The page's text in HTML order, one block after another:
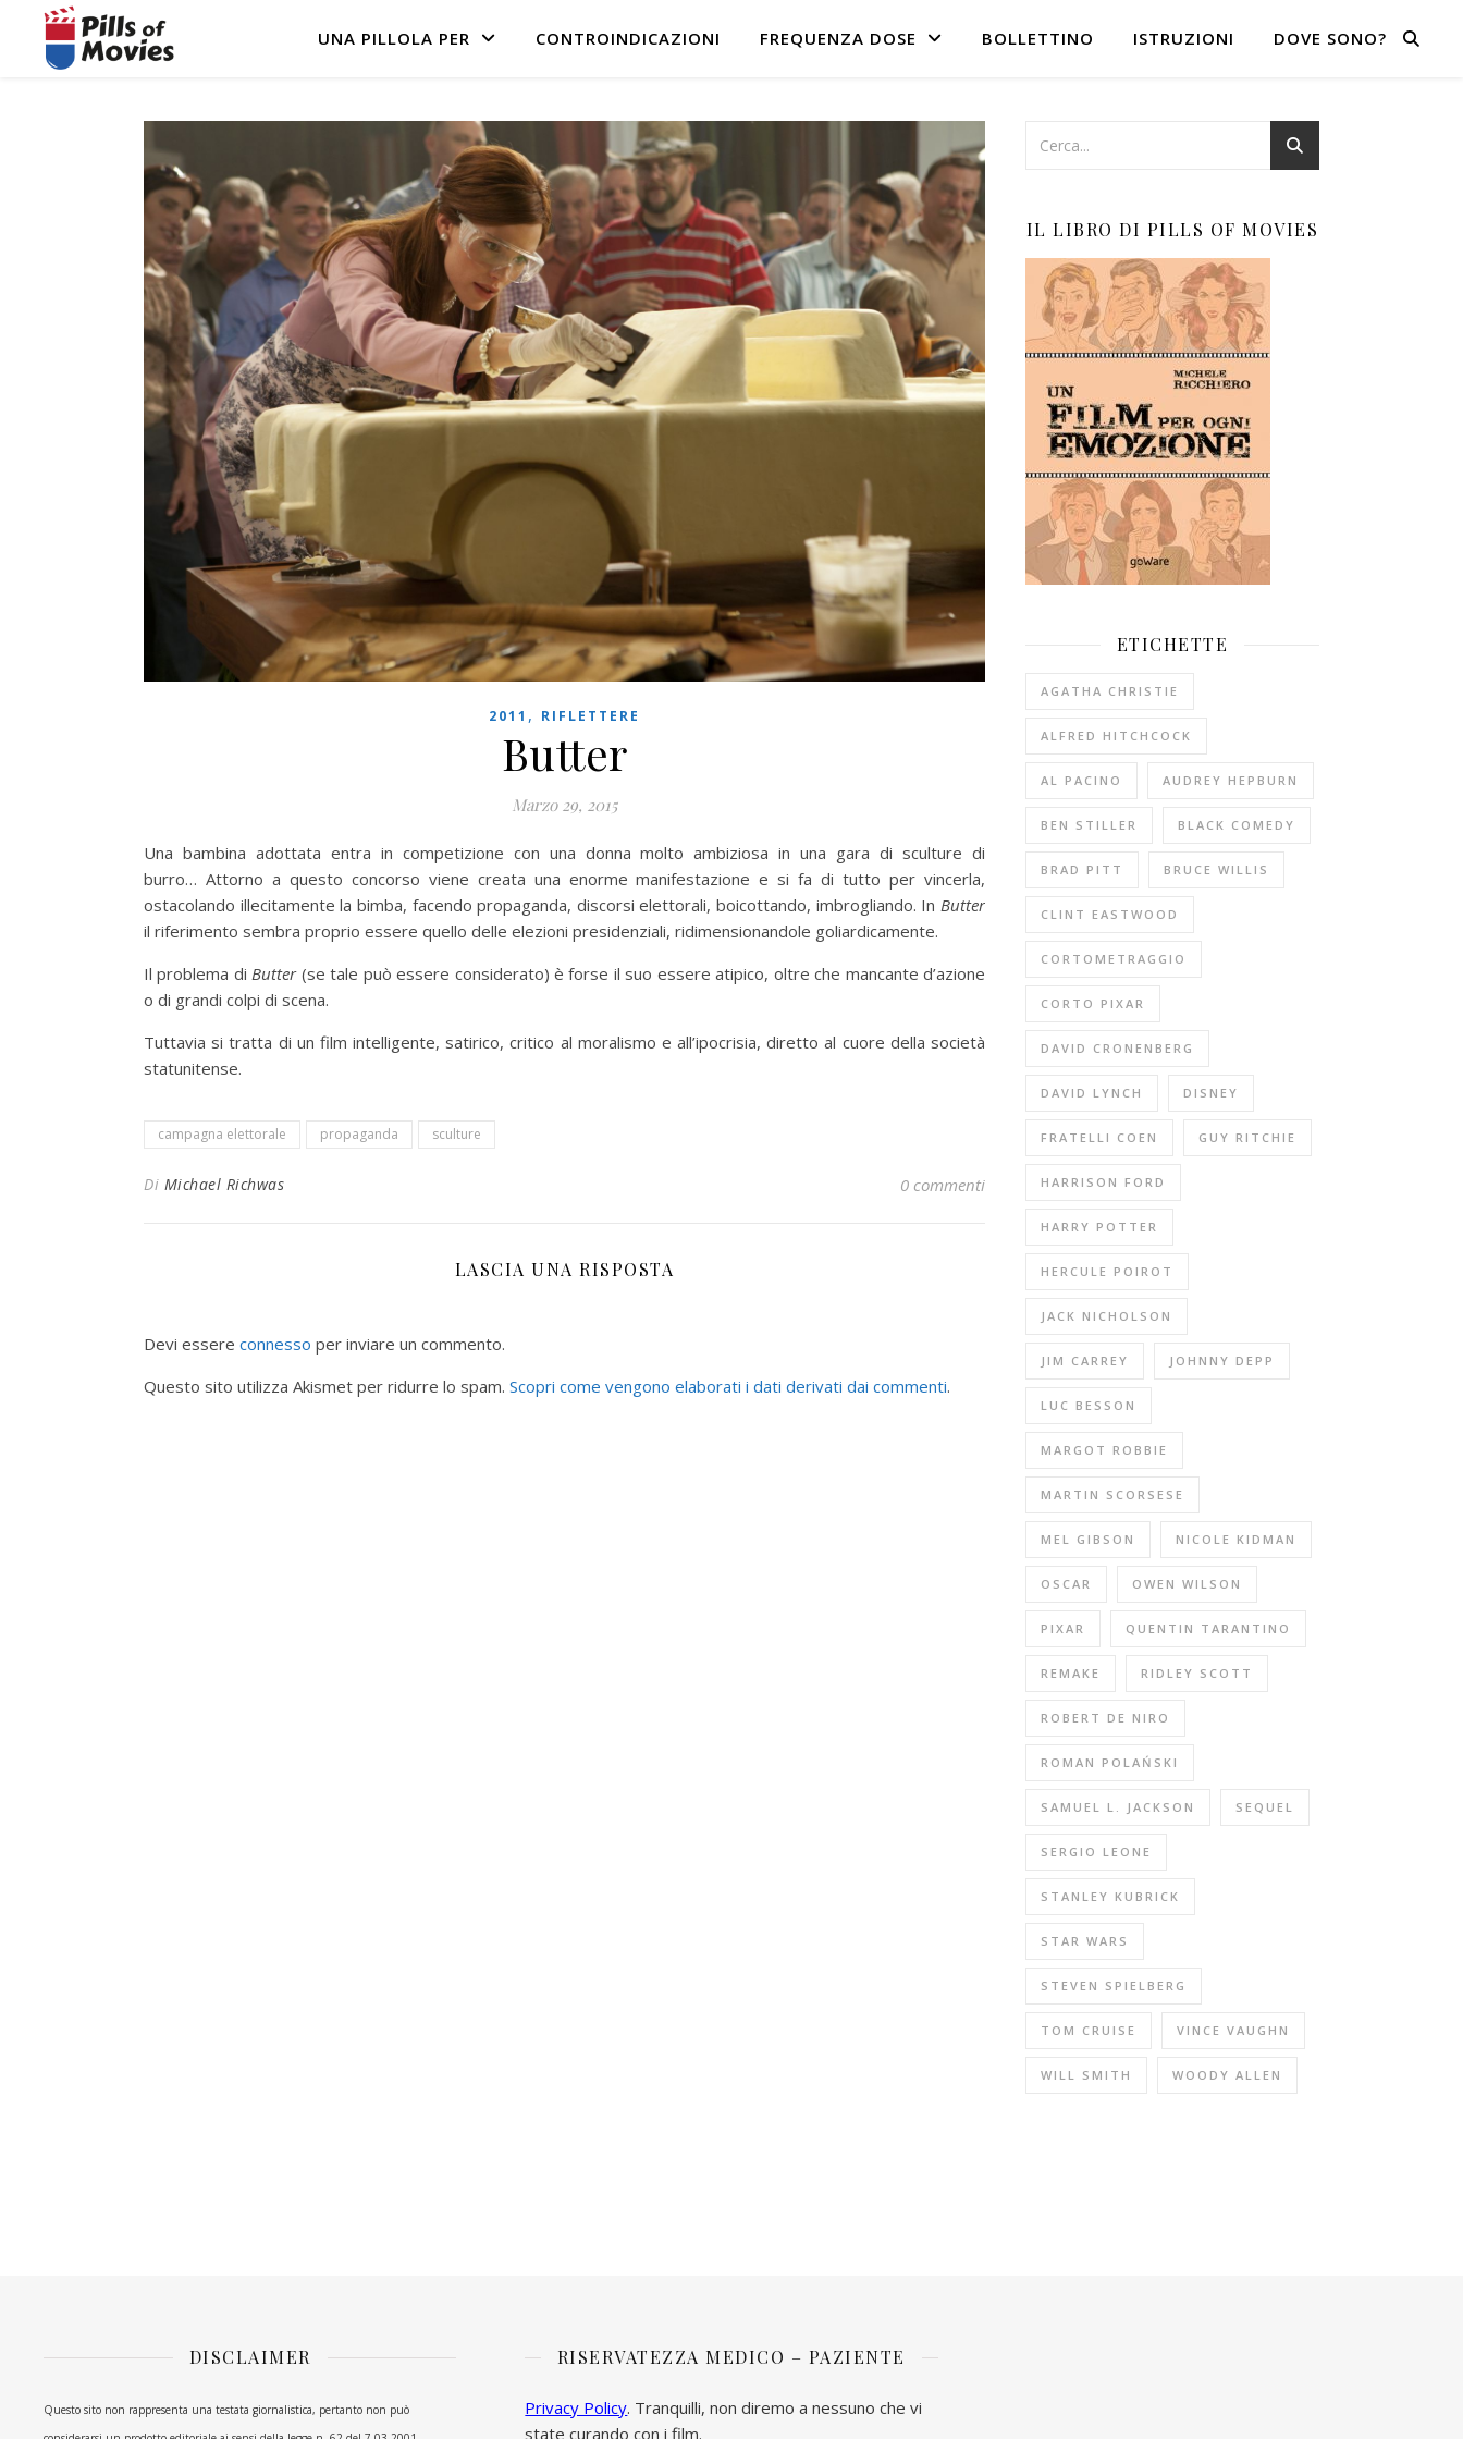
UNA PILLOLA PER CONTROINDICAZIONI FREQUENZA DOSE BOLLETTINO ISTRUZIONI DOVE SONO?
2011 , RIFLETTERE
Butter
Marzo 29, 2015
Una bambina adottata entra in competizione con una donna molto ambiziosa in una gara di sculture di
burro… Attorno a questo concorso viene creata una enorme manifestazione e si fa di tutto per vincerla,
ostacolando illecitamente la bimba, facendo propaganda, discorsi elettorali, boicottando, imbrogliando. In Butter
il riferimento sembra proprio essere quello delle elezioni presidenziali, ridimensionandole goliardicamente.
Il problema diButter(se tale può essere considerato) è forse il suo essere atipico, oltre che mancante d’azione
o di grandi colpi di scena.
Tuttavia si tratta di un film intelligente, satirico, critico al moralismo e all’ipocrisia, diretto al cuore della società
statunitense.
campagna elettorale propaganda sculture
Di Michael Richwas 0 commenti
LASCIA UNA RISPOSTA
Devi essere connesso per inviare un commento.
Questo sito utilizza Akismet per ridurre lo spam. Scopri come vengono elaborati i dati derivati dai commenti.
IL LIBRO DI PILLS OF MOVIES
ETICHETTE
AGATHA CHRISTIE
ALFRED HITCHCOCK
AL PACINO AUDREY HEPBURN
BEN STILLER BLACK COMEDY
BRAD PITT BRUCE WILLIS
CLINT EASTWOOD
CORTOMETRAGGIO
CORTO PIXAR
DAVID CRONENBERG
DAVID LYNCH DISNEY
FRATELLI COEN GUY RITCHIE
HARRISON FORD
HARRY POTTER
HERCULE POIROT
JACK NICHOLSON
JIM CARREY JOHNNY DEPP
LUC BESSON
MARGOT ROBBIE
MARTIN SCORSESE
MEL GIBSON NICOLE KIDMAN
OSCAR OWEN WILSON
PIXAR QUENTIN TARANTINO
REMAKE RIDLEY SCOTT
ROBERT DE NIRO
ROMAN POLAŃSKI
SAMUEL L. JACKSON SEQUEL
SERGIO LEONE
STANLEY KUBRICK
STAR WARS
STEVEN SPIELBERG
TOM CRUISE VINCE VAUGHN
WILL SMITH WOODY ALLEN
DISCLAIMER
Questo sito non rappresenta una testata giornalistica, pertanto non può
RISERVATEZZA MEDICO – PAZIENTE
Privacy Policy. Tranquilli, non diremo a nessuno che vi
state curando con i film.